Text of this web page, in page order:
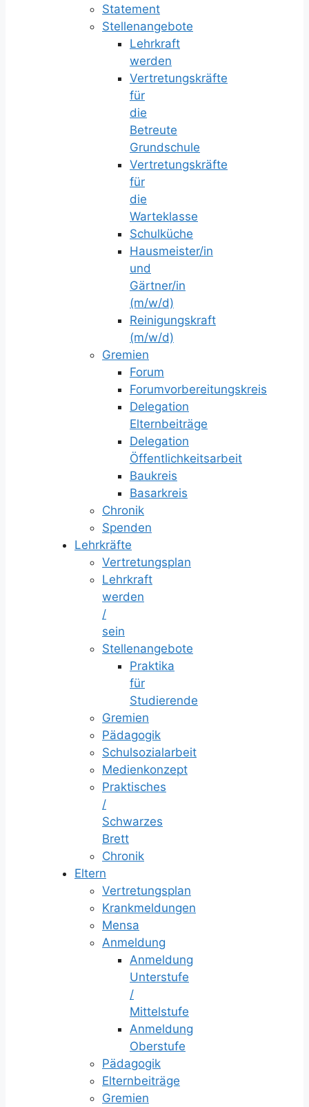
Statement
Stellenangebote
Lehrkraft
werden
Vertretungskräfte
für
die
Betreute
Grundschule
Vertretungskräfte
für
die
Warteklasse
Schulküche
Hausmeister/in
und
Gärtner/in
(m/w/d)
Reinigungskraft
(m/w/d)
Gremien
Forum
Forumvorbereitungskreis
Delegation
Elternbeiträge
Delegation
Öffentlichkeitsarbeit
Baukreis
Basarkreis
Chronik
Spenden
Lehrkräfte
Vertretungsplan
Lehrkraft
werden
/
sein
Stellenangebote
Praktika
für
Studierende
Gremien
Pädagogik
Schulsozialarbeit
Medienkonzept
Praktisches
/
Schwarzes
Brett
Chronik
Eltern
Vertretungsplan
Krankmeldungen
Mensa
Anmeldung
Anmeldung
Unterstufe
/
Mittelstufe
Anmeldung
Oberstufe
Pädagogik
Elternbeiträge
Gremien